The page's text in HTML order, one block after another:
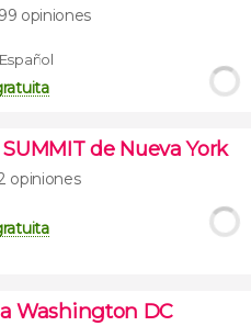
opiniones
Español
de Nueva York
opiniones
Washington DC